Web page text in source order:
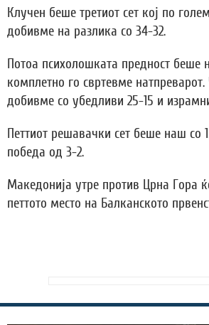
Клучен беше третиот сет кој по
добивме на разлика со 34-32.
Потоа психолошката предност беше
комплетно го свртевме натпреварот.
добивме со убедливи 25-15 и
Петтиот решавачки сет беше наш со
победа од 3-2.
Македонија утре против Црна Гора
петтото место на Балканското